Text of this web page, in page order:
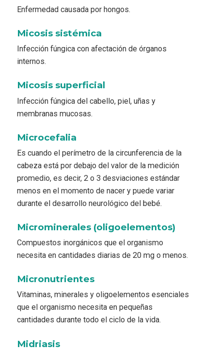
Enfermedad causada por hongos.
Micosis sistémica
Infección fúngica con afectación de órganos
internos.
Micosis superficial
Infección fúngica del cabello, piel, uñas y
membranas mucosas.
Microcefalia
Es cuando el perímetro de la circunferencia de la
cabeza está por debajo del valor de la medición
promedio, es decir, 2 o 3 desviaciones estándar
menos en el momento de nacer y puede variar
durante el desarrollo neurológico del bebé.
Microminerales (oligoelementos)
Compuestos inorgánicos que el organismo
necesita en cantidades diarias de 20 mg o menos.
Micronutrientes
Vitaminas, minerales y oligoelementos esenciales
que el organismo necesita en pequeñas
cantidades durante todo el ciclo de la vida.
Midriasis